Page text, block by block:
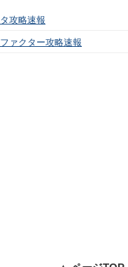
攻略速報
ァクター攻略速報